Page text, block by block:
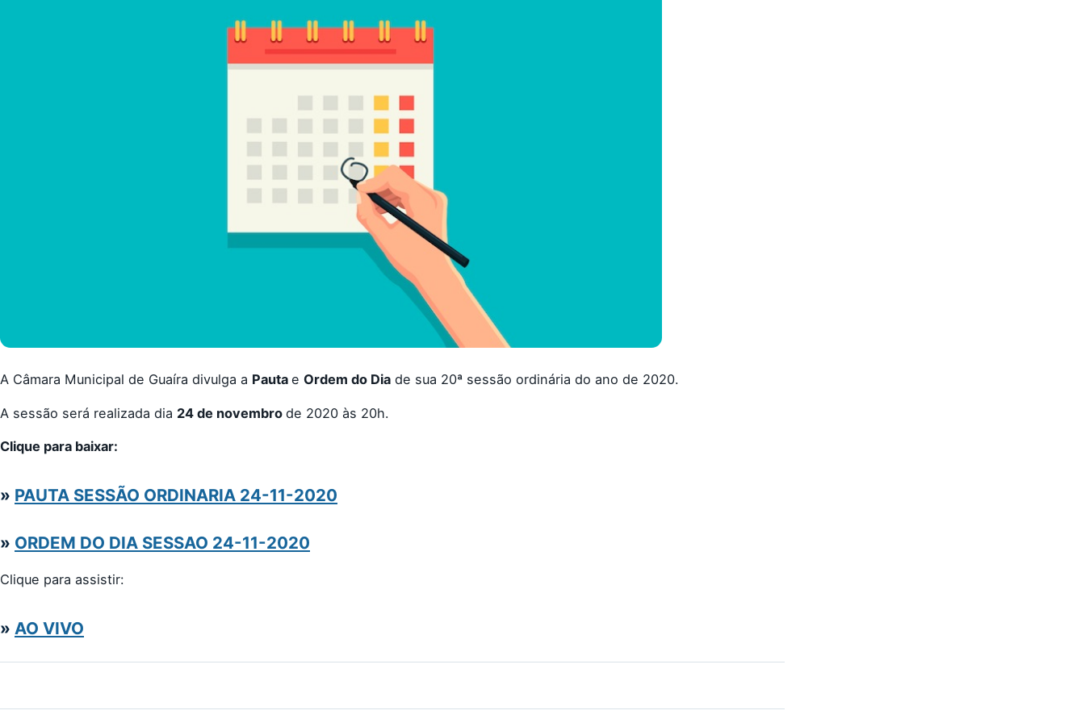
A Câmara Municipal de Guaíra divulga a Pauta e Ordem do Dia de sua 20ª sessão ordinária do ano de 2020.
A sessão será realizada dia 24 de novembro de 2020 às 20h.
Clique para baixar:
» PAUTA SESSÃO ORDINARIA 24-11-2020
» ORDEM DO DIA SESSAO 24-11-2020
Clique para assistir:
» AO VIVO